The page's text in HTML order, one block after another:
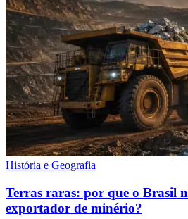
História e Geografia
Terras raras: por que o Brasil
exportador de minério?